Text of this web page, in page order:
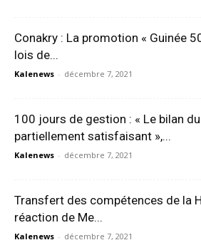
Conakry : La promotion « Guinée
lois de...
Kalenews - décembre 7, 2021
100 jours de gestion : « Le bilan
partiellement satisfaisant »,...
Kalenews - décembre 7, 2021
Transfert des compétences de la
réaction de Me...
Kalenews - décembre 7, 2021